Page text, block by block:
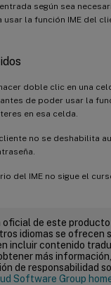
según sea
la función IME del
doble clic en una
de poder usar la
en esa celda.
no se deshabilita
del IME no sigue el
oficial de este
idiomas se ofrecen
incluir contenido
más
de responsabilidad
Software Group